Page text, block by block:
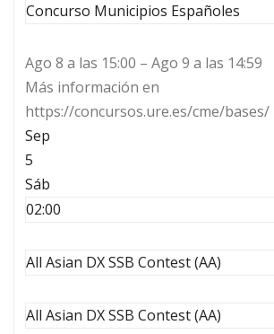
Concurso Municipios Españoles
Ago 8 a las 15:00 – Ago 9 a las 14:59
Más información en
https://concursos.ure.es/cme/bases/
Sep
5
Sáb
02:00
All Asian DX SSB Contest (AA)
All Asian DX SSB Contest (AA)